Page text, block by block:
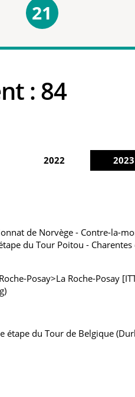
21
:84
2022 2023
de Norvège - Contre-la-
du Tour Poitou -
Posay>La Roche-Posay
du Tour de Belgique